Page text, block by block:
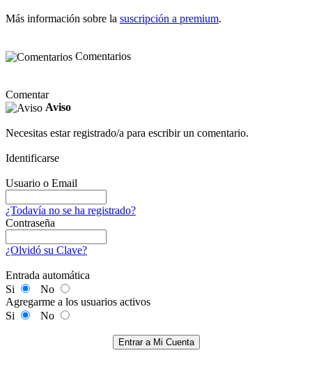
Más información sobre la suscripción a premium.
Comentarios
Comentar
Aviso
Necesitas estar registrado/a para escribir un comentario.
Identificarse
Usuario o Email
¿Todavía no se ha registrado?
Contraseña
¿Olvidó su Clave?
Entrada automática
Si
No
Agregarme a los usuarios activos
Si
No
Entrar a Mi Cuenta